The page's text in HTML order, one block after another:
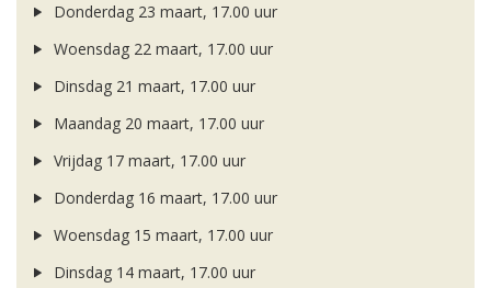
Donderdag 23 maart, 17.00 uur
Woensdag 22 maart, 17.00 uur
Dinsdag 21 maart, 17.00 uur
Maandag 20 maart, 17.00 uur
Vrijdag 17 maart, 17.00 uur
Donderdag 16 maart, 17.00 uur
Woensdag 15 maart, 17.00 uur
Dinsdag 14 maart, 17.00 uur